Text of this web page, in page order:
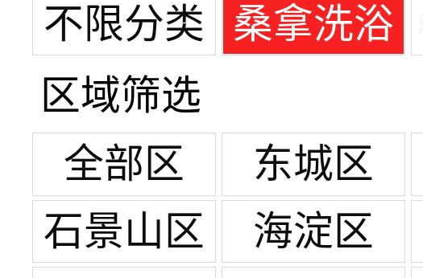
不限分类
桑拿洗浴
区域筛选
全部区
东城区
石景山区
海淀区